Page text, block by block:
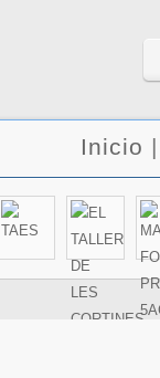
Inicio